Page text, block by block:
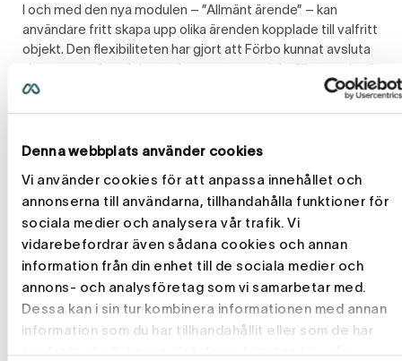
Denna webbplats använder cookies
Vi använder cookies för att anpassa innehållet och
annonserna till användarna, tillhandahålla funktioner för
sociala medier och analysera vår trafik. Vi
vidarebefordrar även sådana cookies och annan
information från din enhet till de sociala medier och
annons- och analysföretag som vi samarbetar med.
Dessa kan i sin tur kombinera informationen med annan
information som du har tillhandahållit eller som de har
I och med den nya modulen – ”Allmänt ärende” – kan
användare fritt skapa upp olika ärenden kopplade till valfritt
objekt. Den flexibiliteten har gjort att Förbo kunnat avsluta
sitt externa ärendehanteringssystem och istället samla allt
i fastighetssystemet. Det är effektivare både för att spara
samma system.
Eftersom Momentum Fastighet också är snabbare sparar
man tid genom att man helt enkelt hinner göra mer. De
aviseringar som tidigare tog en timme går nu på ett par
minuter.
Fler tycker att det är roligare och enklare att arbeta i det
meddelandetjänsten används. Den fanns även i den